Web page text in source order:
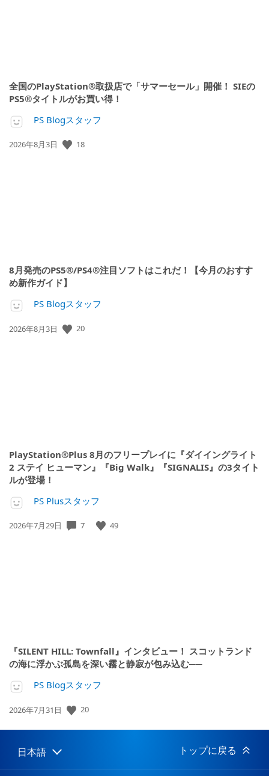
全国のPlayStation®取扱店で「サマーセール」開催！ SIEの
PS5®タイトルがお買い得！
PS Blogスタッフ
公
2026年8月3日 18
8月発売のPS5®/PS4®注目ソフトはこれだ！【今月のおすす
め新作ガイド】
PS Blogスタッフ
公
2026年8月3日 20
PlayStation®Plus 8月のフリープレイに『ダイイングライト
2 ステイ ヒューマン』『Big Walk』『SIGNALIS』の3タイト
ルが登場！
PS Plusスタッフ
公
2026年7月29日 7 49
『SILENT HILL: Townfall』インタビュー！ スコットランド
の海に浮かぶ孤島を深い霧と静寂が包み込む──
PS Blogスタッフ
公
日:
2026年7月31日 20
Select
Current
日本語 トップに戻る